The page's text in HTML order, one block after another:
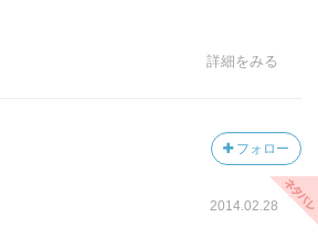
詳細をみる
フォロー
2014.02.28